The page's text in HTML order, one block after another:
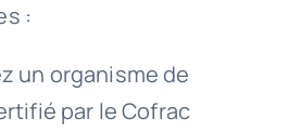
:
un organisme de
par le Cofrac